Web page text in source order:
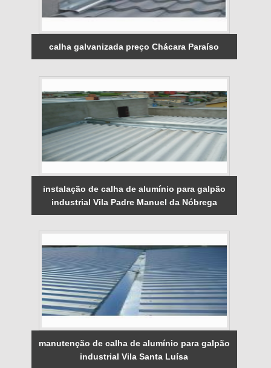
calha galvanizada preço Chácara Paraíso
instalação de calha de alumínio para galpão
industrial Vila Padre Manuel da Nóbrega
manutenção de calha de alumínio para galpão
industrial Vila Santa Luísa